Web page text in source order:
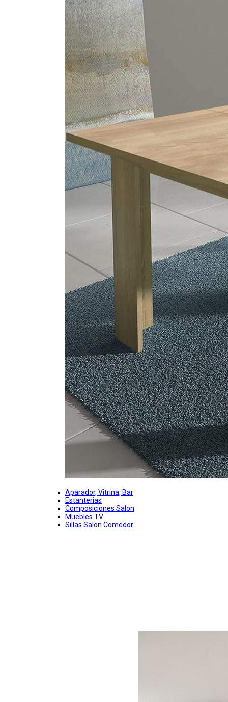
Aparador, Vitrina, Bar
Estanterias
Composiciones Salon
Muebles TV
Sillas Salon Comedor